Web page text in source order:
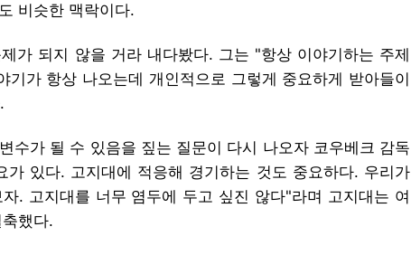
비슷한 맥락이다.
가 되지 않을 거라 내다봤다. 그는 "항상 이야기하는 주제
기가 항상 나오는데 개인적으로 그렇게 중요하게 받아들이
수가 될 수 있음을 짚는 질문이 다시 나오자 코우베크 감독
가 있다. 고지대에 적응해 경기하는 것도 중요하다. 우리가
. 고지대를 너무 염두에 두고 싶진 않다"라며 고지대는 여
했다.